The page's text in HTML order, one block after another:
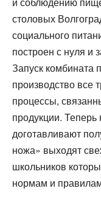
столовых
социального
построен с нуля и
Запуск комбината
производство все
процессы,
продукции.
доготавливают
ножа» выходят
школьников
нормам и